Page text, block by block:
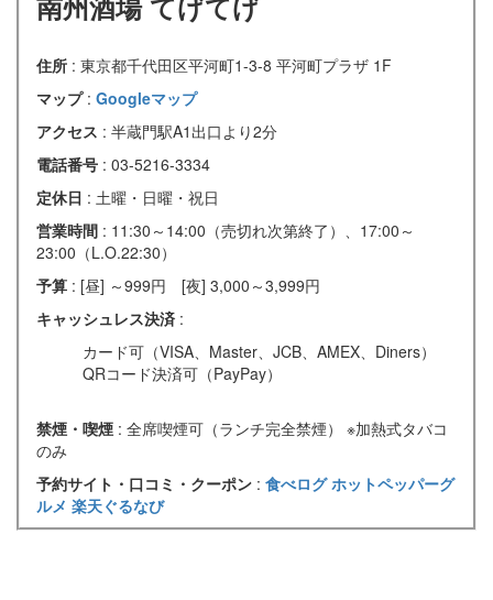
住所 : 東京都千代田区平河町1-3-8 平河町プラザ 1F
マップ : Googleマップ
アクセス : 半蔵門駅A1出口より2分
電話番号 : 03-5216-3334
定休日 : 土曜・日曜・祝日
営業時間 : 11:30～14:00（売切れ次第終了）、17:00～
23:00（L.O.22:30）
予算 : [昼] ～999円 [夜] 3,000～3,999円
キャッシュレス決済 :
カード可（VISA、Master、JCB、AMEX、Diners）
QRコード決済可（PayPay）
禁煙・喫煙 : 全席喫煙可（ランチ完全禁煙） ※加熱式タバコ
のみ
予約サイト・口コミ・クーポン : 食べログホットペッパーグ
ルメ 楽天ぐるなび